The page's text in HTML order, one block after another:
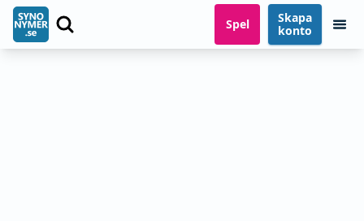
Spel
Skapa
konto